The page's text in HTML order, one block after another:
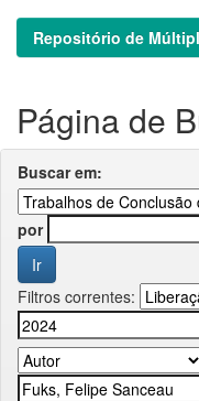
Repositório de
Página de
Buscar em:
por
Filtros correntes: